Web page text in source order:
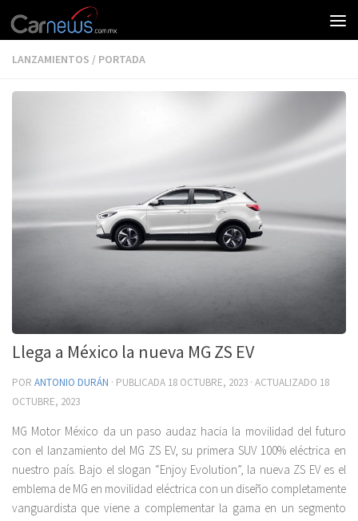
LANZAMIENTOS / PORTADA
Llega a México la nueva MG ZS EV
POR ANTONIO DURÁN · PUBLICADA 18 OCTUBRE, 2023 · ACTUALIZADO 18
OCTUBRE, 2023
MG Motor México da un paso audaz hacia la movilidad del futuro
con el lanzamiento del MG ZS EV, su primera SUV 100% eléctrica en
nuestro país. Bajo el slogan “Enjoy Evolution”, la nueva ZS EV es el
emblema de MG en movilidad eléctrica con un diseño completamente
vanguardista que viene a complementar la gama en un segmento